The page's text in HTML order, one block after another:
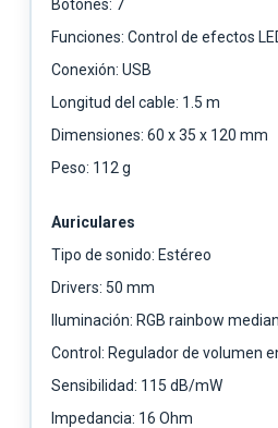
Botones: 7
Funciones: Control de efectos
Conexión: USB
Longitud del cable: 1.5 m
Dimensiones: 60 x 35 x 120 mm
Peso: 112 g
Auriculares
Tipo de sonido: Estéreo
Drivers: 50 mm
Iluminación: RGB rainbow
Control: Regulador de volumen
Sensibilidad: 115 dB/mW
Impedancia: 16 Ohm